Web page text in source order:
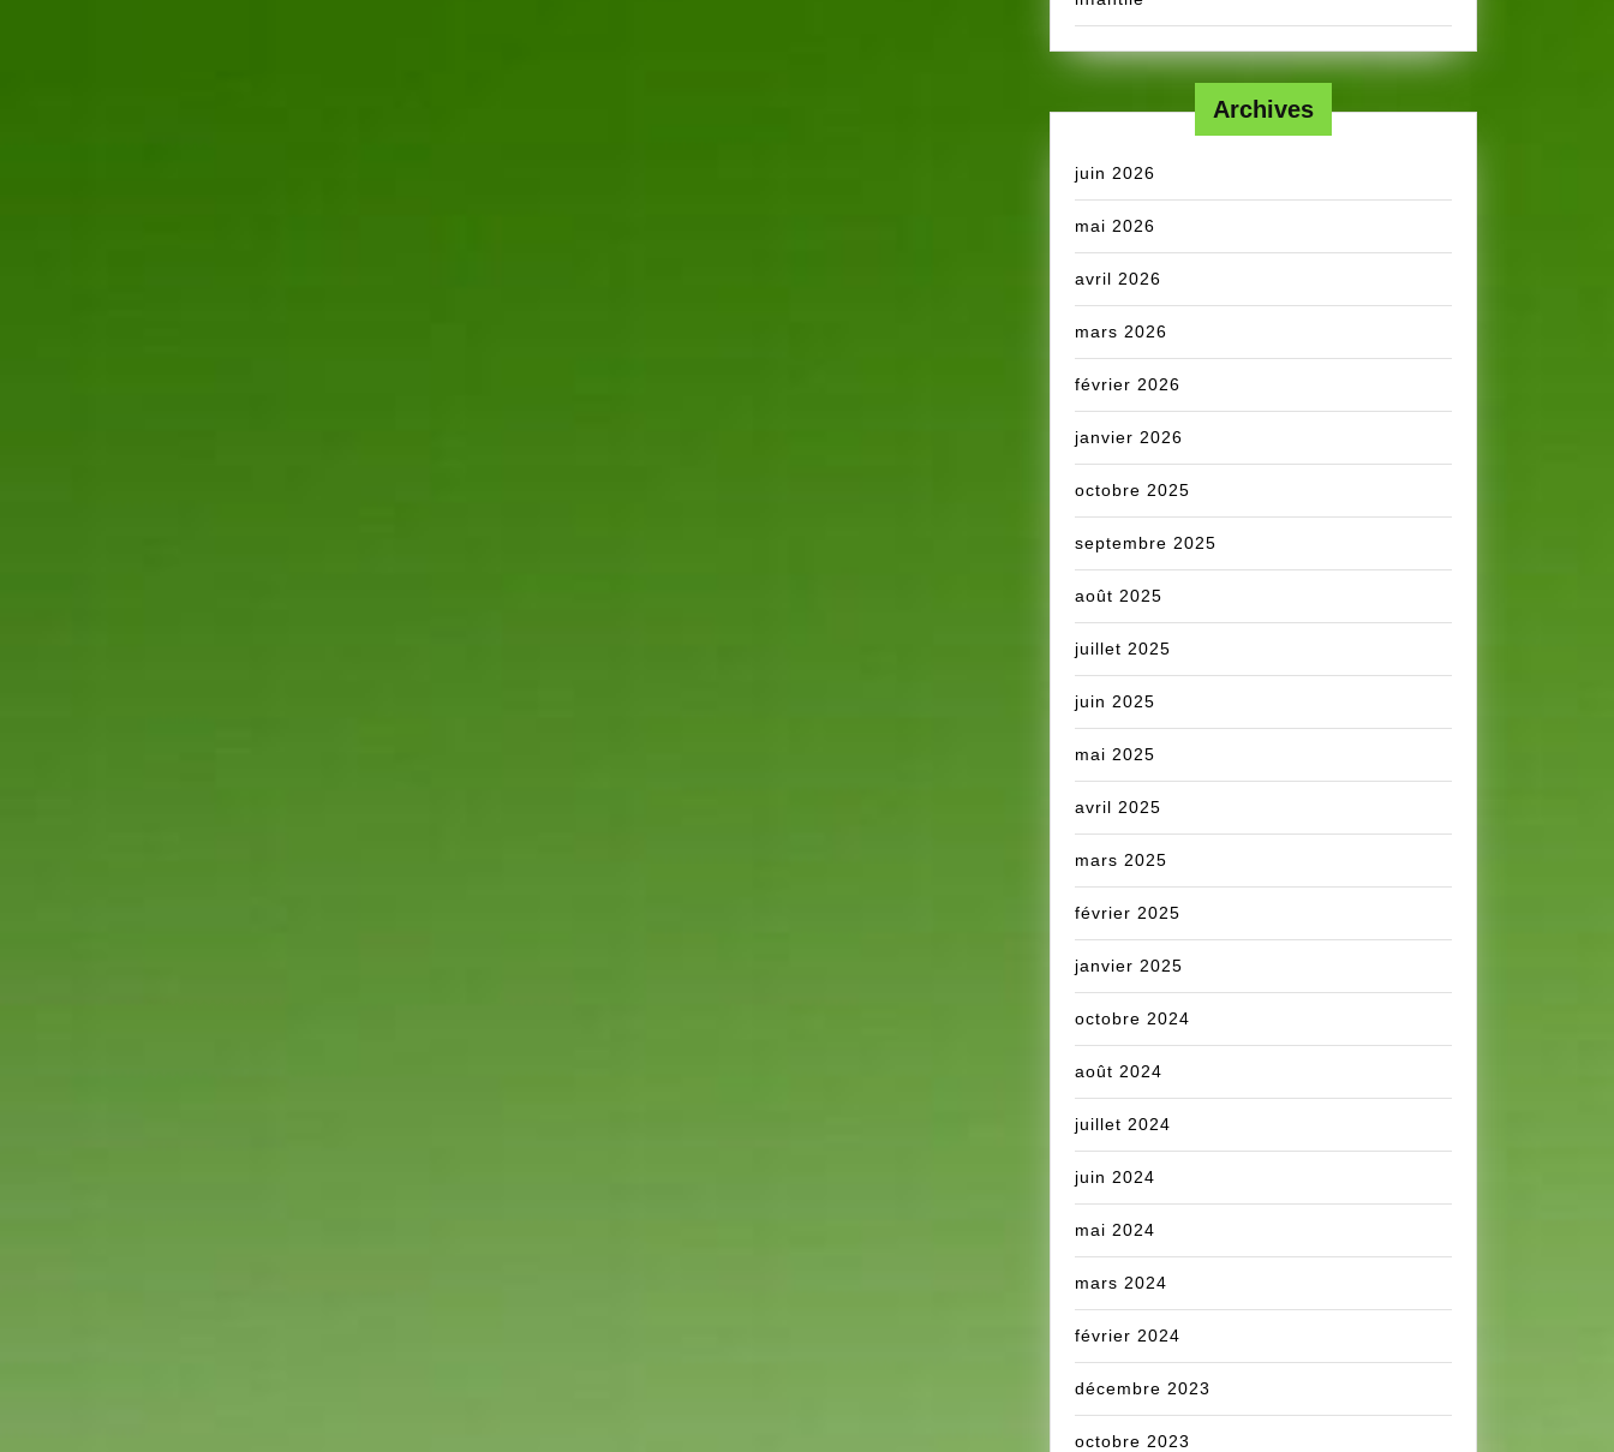
Archives
juin 2026
mai 2026
avril 2026
mars 2026
février 2026
janvier 2026
octobre 2025
septembre 2025
août 2025
juillet 2025
juin 2025
mai 2025
avril 2025
mars 2025
février 2025
janvier 2025
octobre 2024
août 2024
juillet 2024
juin 2024
mai 2024
mars 2024
février 2024
décembre 2023
octobre 2023